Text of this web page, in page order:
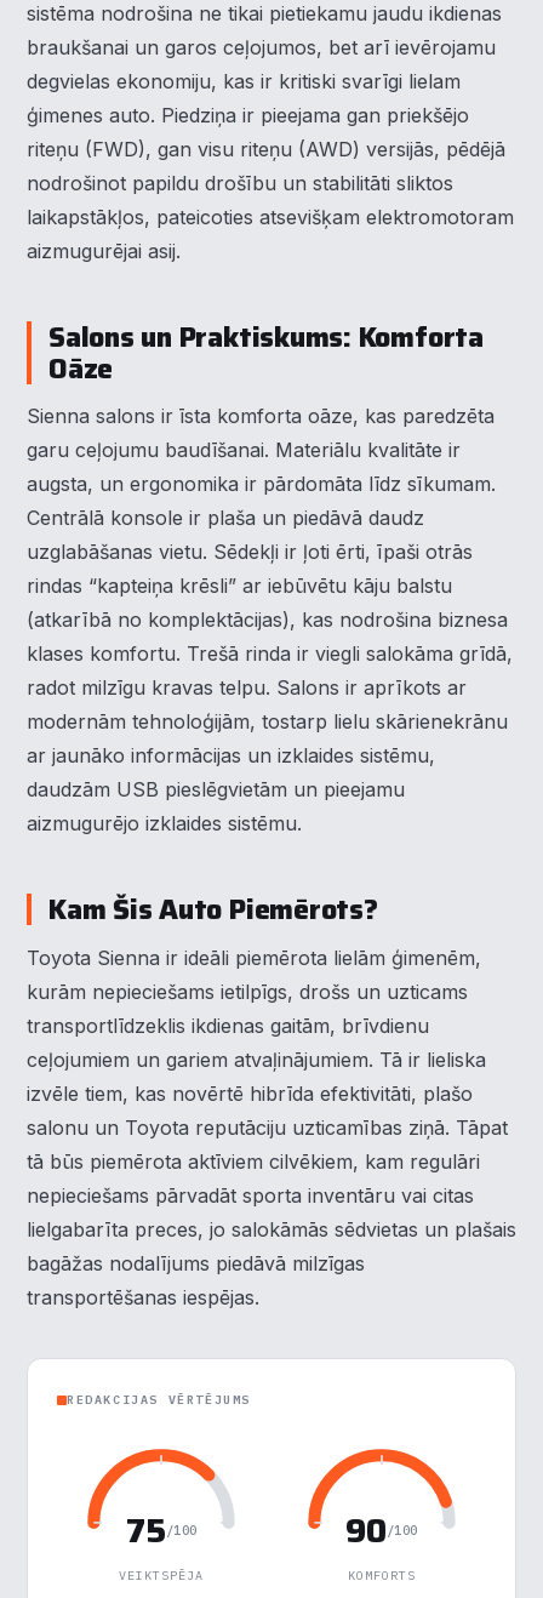
sistēma nodrošina ne tikai pietiekamu jaudu ikdienas
braukšanai un garos ceļojumos, bet arī ievērojamu
degvielas ekonomiju, kas ir kritiski svarīgi lielam
ģimenes auto. Piedziņa ir pieejama gan priekšējo
riteņu (FWD), gan visu riteņu (AWD) versijās, pēdējā
nodrošinot papildu drošību un stabilitāti sliktos
laikapstākļos, pateicoties atsevišķam elektromotoram
aizmugurējai asij.
Salons un Praktiskums: Komforta
Oāze
Sienna salons ir īsta komforta oāze, kas paredzēta
garu ceļojumu baudīšanai. Materiālu kvalitāte ir
augsta, un ergonomika ir pārdomāta līdz sīkumam.
Centrālā konsole ir plaša un piedāvā daudz
uzglabāšanas vietu. Sēdekļi ir ļoti ērti, īpaši otrās
rindas “kapteiņa krēsli” ar iebūvētu kāju balstu
(atkarībā no komplektācijas), kas nodrošina biznesa
klases komfortu. Trešā rinda ir viegli salokāma grīdā,
radot milzīgu kravas telpu. Salons ir aprīkots ar
modernām tehnoloģijām, tostarp lielu skārienekrānu
ar jaunāko informācijas un izklaides sistēmu,
daudzām USB pieslēgvietām un pieejamu
aizmugurējo izklaides sistēmu.
Kam Šis Auto Piemērots?
Toyota Sienna ir ideāli piemērota lielām ģimenēm,
kurām nepieciešams ietilpīgs, drošs un uzticams
transportlīdzeklis ikdienas gaitām, brīvdienu
ceļojumiem un gariem atvaļinājumiem. Tā ir lieliska
izvēle tiem, kas novērtē hibrīda efektivitāti, plašo
salonu un Toyota reputāciju uzticamības ziņā. Tāpat
tā būs piemērota aktīviem cilvēkiem, kam regulāri
nepieciešams pārvadāt sporta inventāru vai citas
lielgabarīta preces, jo salokāmās sēdvietas un plašais
bagāžas nodalījums piedāvā milzīgas
transportēšanas iespējas.
REDAKCIJAS VĒRTĒJUMS
75 /100
VEIKTSPĒJA
90 /100
KOMFORTS
Piekrišanas preferences
Mēs izmantojam sīkdatnes, lai palīdzētu jums efektīvi
pārvietoties un veikt noteiktas funkcijas. Zemāk katras
piekrišanas kategorijā atradīsiet detalizētu informāciju par
visām sīk... Rādīt vairāk
▶ Nepieciešamās
Veiktspēja